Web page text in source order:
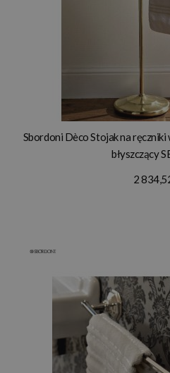
Sbordoni Dèco Stojak na
błyszczący
2